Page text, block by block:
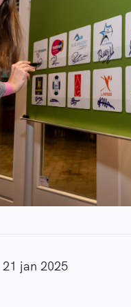
21 jan 2025